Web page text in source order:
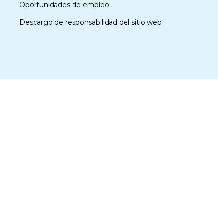
Oportunidades de empleo
Descargo de responsabilidad del sitio web